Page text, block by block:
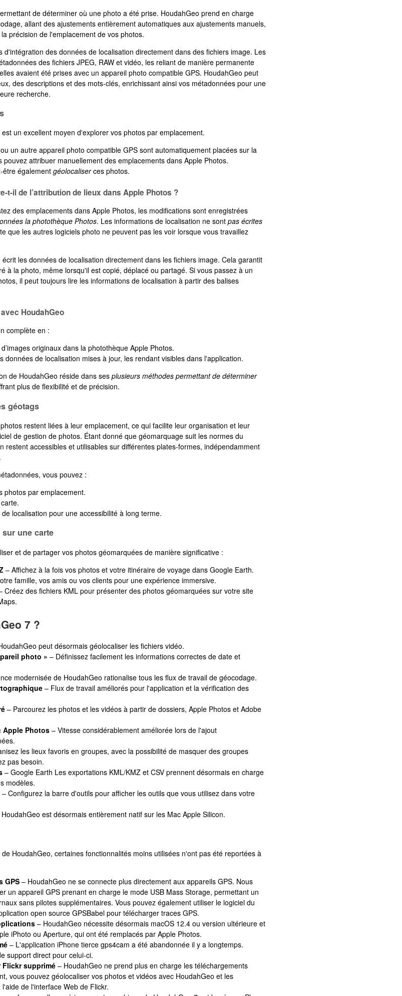
de déterminer où une photo a été prise. HoudahGeo prend en charge
allant des ajustements entièrement automatiques aux ajustements manuels,
précision de l'emplacement de vos photos.
d'intégration des données de localisation directement dans des fichiers image. Les
des fichiers JPEG, RAW et vidéo, les reliant de manière permanente
avaient été prises avec un appareil photo compatible GPS. HoudahGeo peut
des descriptions et des mots-clés, enrichissant ainsi vos métadonnées pour une
recherche.
un excellent moyen d'explorer vos photos par emplacement.
un autre appareil photo compatible GPS sont automatiquement placées sur la
attribuer manuellement des emplacements dans Apple Photos.
être également géolocaliserces photos.
t-il de l’attribution de lieux dans Apple Photos ?
des emplacements dans Apple Photos, les modifications sont enregistrées
la photothèque Photos. Les informations de localisation ne sont pas écrites
que les autres logiciels photo ne peuvent pas les voir lorsque vous travaillez
les données de localisation directement dans les fichiers image. Cela garantit
à la photo, même lorsqu'il est copié, déplacé ou partagé. Si vous passez à un
il peut toujours lire les informations de localisation à partir des balises
HoudahGeo
complète en :
originaux dans la photothèque Apple Photos.
données de localisation mises à jour, les rendant visibles dans l'application.
de HoudahGeo réside dans ses plusieurs méthodes permettant de déterminer
plus de flexibilité et de précision.
géotags
restent liées à leur emplacement, ce qui facilite leur organisation et leur
de gestion de photos. Étant donné que géomarquage suit les normes du
restent accessibles et utilisables sur différentes plates-formes, indépendamment
vous pouvez :
photos par emplacement.
localisation pour une accessibilité à long terme.
une carte
et de partager vos photos géomarquées de manière significative :
– Affichez à la fois vos photos et votre itinéraire de voyage dans Google Earth.
famille, vos amis ou vos clients pour une expérience immersive.
Créez des fichiers KML pour présenter des photos géomarquées sur votre site
7 ?
peut désormais géolocaliser les fichiers vidéo.
photo » – Définissez facilement les informations correctes de date et
modernisée de HoudahGeo rationalise tous les flux de travail de géocodage.
– Flux de travail améliorés pour l'application et la vérification des
– Parcourez les photos et les vidéos à partir de dossiers, Apple Photos et Adobe
Apple Photos – Vitesse considérablement améliorée lors de l'ajout
les lieux favoris en groupes, avec la possibilité de masquer des groupes
pas besoin.
– Google Earth Les exportations KML/KMZ et CSV prennent désormais en charge
modèles.
– Configurez la barre d'outils pour afficher les outils que vous utilisez dans votre
est désormais entièrement natif sur les Mac Apple Silicon.
HoudahGeo, certaines fonctionnalités moins utilisées n'ont pas été reportées à
GPS – HoudahGeo ne se connecte plus directement aux appareils GPS. Nous
un appareil GPS prenant en charge le mode USB Mass Storage, permettant un
sans pilotes supplémentaires. Vous pouvez également utiliser le logiciel du
open source GPSBabel pour télécharger traces GPS.
– HoudahGeo nécessite désormais macOS 12.4 ou version ultérieure et
iPhoto ou Aperture, qui ont été remplacés par Apple Photos.
– L'application iPhone tierce gps4cam a été abandonnée il y a longtemps.
support direct pour celui-ci.
Flickr supprimé – HoudahGeo ne prend plus en charge les téléchargements
vous pouvez géolocaliser vos photos et vidéos avec HoudahGeo et les
de l'interface Web de Flickr.